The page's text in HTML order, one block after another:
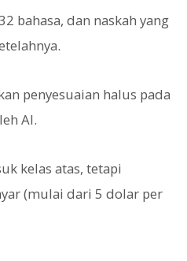
bahasa, dan naskah yang
penyesuaian halus pada
AI.
kelas atas, tetapi
(mulai dari 5 dolar per